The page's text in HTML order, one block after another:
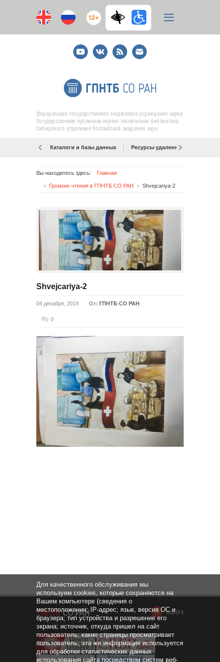
12+
YoutubeВКонтакте
RSS
E-
mail
подписка
Федеральное государственное бюджетное учреждение науки
Государственная публичная научно-техническая библиотека
Сибирского отделения Российской академии наук
Каталоги и базы данных Ресурсы удаленного доступа
Вы находитесь здесь: Главная
Громкие чтения в ГПНТБ СО РАН Shvejcariya-2
Shvejcariya-2
04 декабря, 2019 От: ГПНТБ СО РАН
0
НАВЕРХ
Для качественного обслуживания мы
используем cookies, которые сохраняются на
Вашем компьютере (сведения о
местоположении; IP-адрес; язык, версия ОС и
браузера; тип устройства и разрешение его
экрана; источник, откуда пришел на сайт
пользователь; какие страницы просматривает
пользователь; эта же информация используется
для обработки статистических данных
использования сайта посредством систем веб-